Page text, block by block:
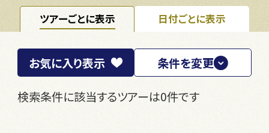
ツアーごとに表示 日付ごとに表示
検索条件に該当するツアーは0件です
お気に入り表示 条件を変更